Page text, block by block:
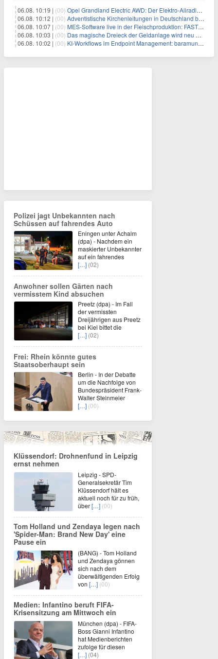
06.08. 10:19 | (00) Opel Grandland Electric AWD: Der Elektro-Allradler als zugkräftiges Wohnwagen-Gespann
06.08. 10:12 | (00) Adventistische Kirchenleitungen in Deutschland bekräftigen ihre „Stellungnahme zur gesellschaftlichen Situation“
06.08. 10:07 | (00) MES-Software live in der Fleischproduktion: FASTEC 4 PRO steigert OEE und spart bei Goldschmaus zwei Schichten pro Woche
06.08. 10:03 | (00) Das magische Dreieck der Geldanlage wird neu definiert
06.08. 10:02 | (00) KI-Workflows im Endpoint Management: baramundi erweitert die Management Suite um MCP-Server und n8n-Integration
Polizei jagt Unbekannten nach
Schüssen auf fahrendes Auto
Eningen unter Achalm
(dpa) - Nachdem ein
maskierter Unbekannter
auf ein fahrendes
[…] (02)
Anwohner sollen Gärten nach
vermisstem Kind absuchen
Preetz (dpa) - Im Fall
der vermissten
Dreijährigen aus Preetz
bei Kiel bittet die
[…] (02)
Frei: Rhein könnte gutes
Staatsoberhaupt sein
Berlin - In der Debatte
um die Nachfolge von
Bundespräsident Frank-
Walter Steinmeier
[…] (00)
Klüssendorf: Drohnenfund in Leipzig
ernst nehmen
Leipzig - SPD-
Generalsekretär Tim
Klüssendorf hält es
aktuell noch für zu früh,
über[…] (00)
Tom Holland und Zendaya legen nach
'Spider-Man: Brand New Day' eine
Pause ein
(BANG) - Tom Holland
und Zendaya gönnen
sich nach dem
überwältigenden Erfolg
von […] (00)
Medien: Infantino beruft FIFA-
Krisensitzung am Mittwoch ein
München (dpa) - FIFA-
Boss Gianni Infantino
hat Medienberichten
zufolge für diesen
[…] (04)